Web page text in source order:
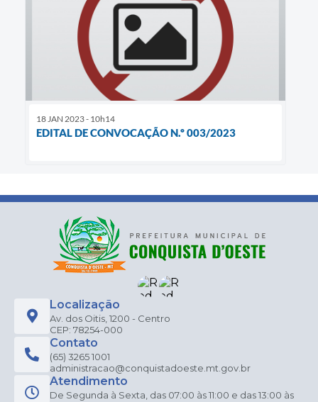
18 JAN 2023 - 10h14
EDITAL DE CONVOCAÇÃO N.º 003/2023
Localização
Av. dos Oitis, 1200 - Centro
CEP: 78254-000
Contato
(65) 3265 1001
administracao@conquistadoeste.mt.gov.br
Atendimento
De Segunda à Sexta, das 07:00 às 11:00 e das 13:00 às